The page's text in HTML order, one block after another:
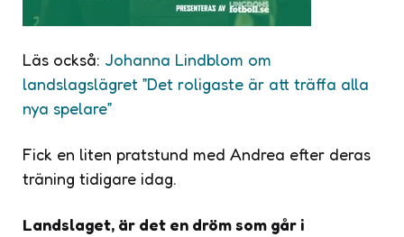
Läs också: Johanna Lindblom om
landslagslägret ”Det roligaste är att träffa alla
nya spelare”
Fick en liten pratstund med Andrea efter deras
träning tidigare idag.
Landslaget, är det en dröm som går i